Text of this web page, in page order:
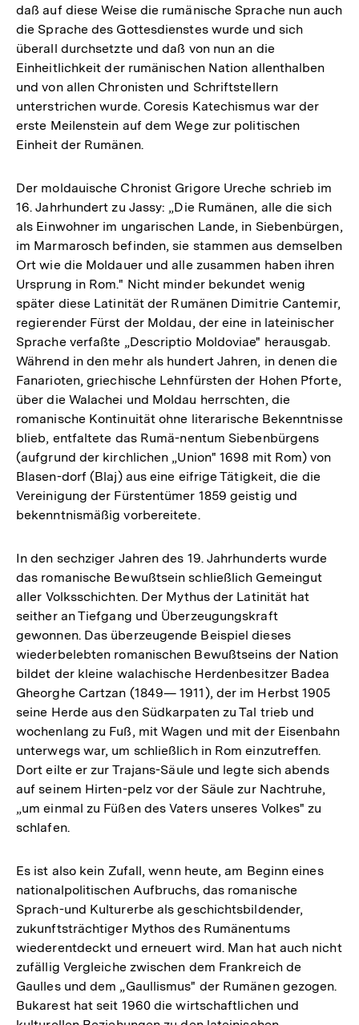
daß auf diese Weise die rumänische Sprache nun auch
die Sprache des Gottesdienstes wurde und sich
überall durchsetzte und daß von nun an die
Einheitlichkeit der rumänischen Nation allenthalben
und von allen Chronisten und Schriftstellern
unterstrichen wurde. Coresis Katechismus war der
erste Meilenstein auf dem Wege zur politischen
Einheit der Rumänen.
Der moldauische Chronist Grigore Ureche schrieb im
16. Jahrhundert zu Jassy: „Die Rumänen, alle die sich
als Einwohner im ungarischen Lande, in Siebenbürgen,
im Marmarosch befinden, sie stammen aus demselben
Ort wie die Moldauer und alle zusammen haben ihren
Ursprung in Rom." Nicht minder bekundet wenig
später diese Latinität der Rumänen Dimitrie Cantemir,
regierender Fürst der Moldau, der eine in lateinischer
Sprache verfaßte „Descriptio Moldoviae" herausgab.
Während in den mehr als hundert Jahren, in denen die
Fanarioten, griechische Lehnfürsten der Hohen Pforte,
über die Walachei und Moldau herrschten, die
romanische Kontinuität ohne literarische Bekenntnisse
blieb, entfaltete das Rumä-nentum Siebenbürgens
(aufgrund der kirchlichen „Union" 1698 mit Rom) von
Blasen-dorf (Blaj) aus eine eifrige Tätigkeit, die die
Vereinigung der Fürstentümer 1859 geistig und
bekenntnismäßig vorbereitete.
In den sechziger Jahren des 19. Jahrhunderts wurde
das romanische Bewußtsein schließlich Gemeingut
aller Volksschichten. Der Mythus der Latinität hat
seither an Tiefgang und Überzeugungskraft
gewonnen. Das überzeugende Beispiel dieses
wiederbelebten romanischen Bewußtseins der Nation
bildet der kleine walachische Herdenbesitzer Badea
Gheorghe Cartzan (1849— 1911), der im Herbst 1905
seine Herde aus den Südkarpaten zu Tal trieb und
wochenlang zu Fuß, mit Wagen und mit der Eisenbahn
unterwegs war, um schließlich in Rom einzutreffen.
Dort eilte er zur Trajans-Säule und legte sich abends
auf seinem Hirten-pelz vor der Säule zur Nachtruhe,
„um einmal zu Füßen des Vaters unseres Volkes" zu
schlafen.
Es ist also kein Zufall, wenn heute, am Beginn eines
nationalpolitischen Aufbruchs, das romanische
Sprach-und Kulturerbe als geschichtsbildender,
zukunftsträchtiger Mythos des Rumänentums
wiederentdeckt und erneuert wird. Man hat auch nicht
zufällig Vergleiche zwischen dem Frankreich de
Gaulles und dem „Gaullismus" der Rumänen gezogen.
Bukarest hat seit 1960 die wirtschaftlichen und